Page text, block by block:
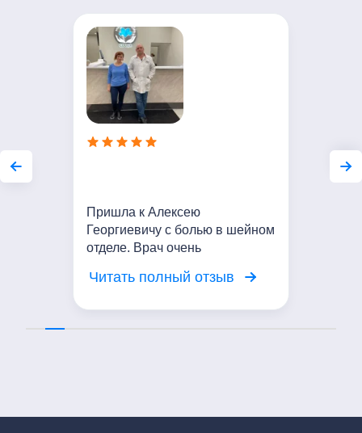
Пришла к Алексею
Георгиевичу с болью в шейном
отделе. Врач очень
жалобы, провел осмотр.
Читать полный отзыв